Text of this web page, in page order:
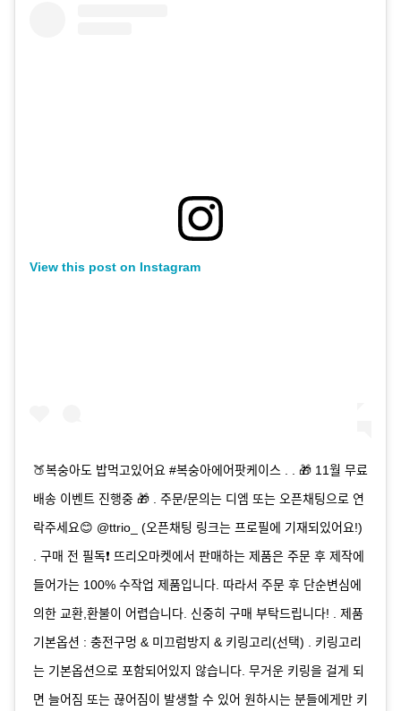
View this post on Instagram
🍑복숭아도 밥먹고있어요 #복숭아에어팟케이스 . . 🎁 11월 무료
배송 이벤트 진행중 🎁 . 주문/문의는 디엠 또는 오픈채팅으로 연
락주세요😊 @ttrio_ (오픈채팅 링크는 프로필에 기재되있어요!)
. 구매 전 필독❗️ 뜨리오마켓에서 판매하는 제품은 주문 후 제작에
들어가는 100% 수작업 제품입니다. 따라서 주문 후 단순변심에
의한 교환,환불이 어렵습니다. 신중히 구매 부탁드립니다! . 제품
기본옵션 : 충전구멍 & 미끄럼방지 & 키링고리(선택) . 키링고리
는 기본옵션으로 포함되어있지 않습니다. 무거운 키링을 걸게 되
면 늘어짐 또는 끊어짐이 발생할 수 있어 원하시는 분들에게만 키